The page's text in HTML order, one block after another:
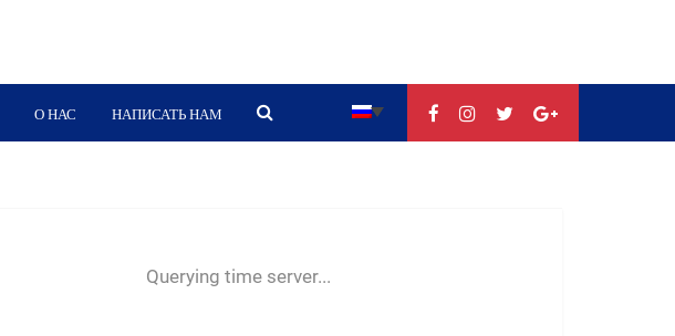
О НАС НАПИСАТЬ НАМ
Querying time server...
--:--